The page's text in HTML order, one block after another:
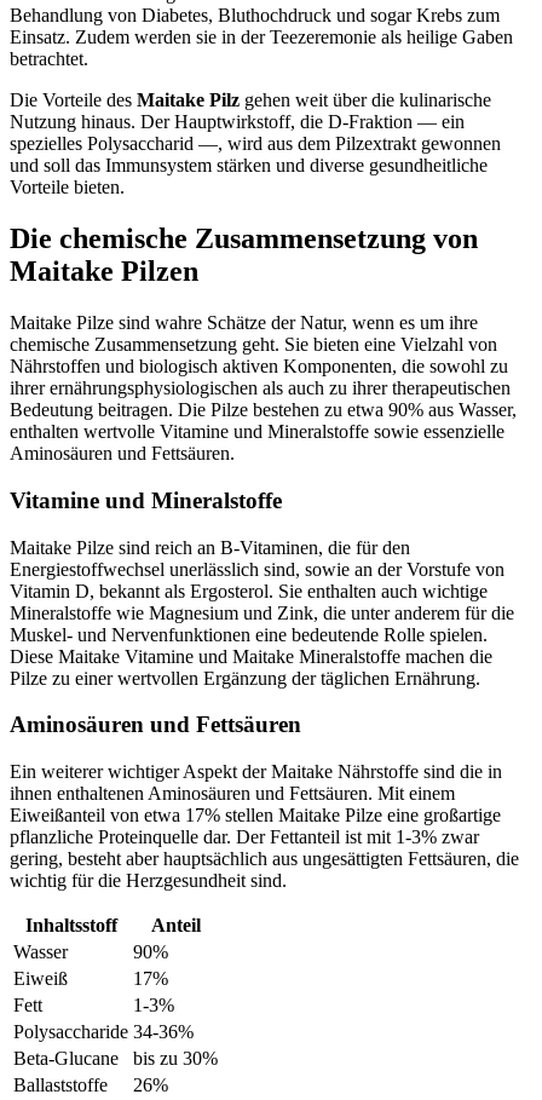
Behandlung von Diabetes, Bluthochdruck und sogar Krebs zum
Einsatz. Zudem werden sie in der Teezeremonie als heilige Gaben
betrachtet.
Die Vorteile des Maitake Pilz gehen weit über die kulinarische
Nutzung hinaus. Der Hauptwirkstoff, die D-Fraktion — ein
spezielles Polysaccharid —, wird aus dem Pilzextrakt gewonnen
und soll das Immunsystem stärken und diverse gesundheitliche
Vorteile bieten.
Die chemische Zusammensetzung von
Maitake Pilzen
Maitake Pilze sind wahre Schätze der Natur, wenn es um ihre
chemische Zusammensetzung geht. Sie bieten eine Vielzahl von
Nährstoffen und biologisch aktiven Komponenten, die sowohl zu
ihrer ernährungsphysiologischen als auch zu ihrer therapeutischen
Bedeutung beitragen. Die Pilze bestehen zu etwa 90% aus Wasser,
enthalten wertvolle Vitamine und Mineralstoffe sowie essenzielle
Aminosäuren und Fettsäuren.
Vitamine und Mineralstoffe
Maitake Pilze sind reich an B-Vitaminen, die für den
Energiestoffwechsel unerlässlich sind, sowie an der Vorstufe von
Vitamin D, bekannt als Ergosterol. Sie enthalten auch wichtige
Mineralstoffe wie Magnesium und Zink, die unter anderem für die
Muskel- und Nervenfunktionen eine bedeutende Rolle spielen.
Diese Maitake Vitamine und Maitake Mineralstoffe machen die
Pilze zu einer wertvollen Ergänzung der täglichen Ernährung.
Aminosäuren und Fettsäuren
Ein weiterer wichtiger Aspekt der Maitake Nährstoffe sind die in
ihnen enthaltenen Aminosäuren und Fettsäuren. Mit einem
Eiweißanteil von etwa 17% stellen Maitake Pilze eine großartige
pflanzliche Proteinquelle dar. Der Fettanteil ist mit 1-3% zwar
gering, besteht aber hauptsächlich aus ungesättigten Fettsäuren, die
wichtig für die Herzgesundheit sind.
Inhaltsstoff
Anteil
Wasser
90%
Eiweiß
17%
Fett
1-3%
Polysaccharide 34-36%
Beta-Glucane
bis zu 30%
Ballaststoffe
26%